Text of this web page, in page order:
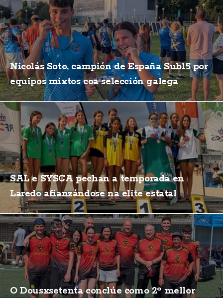
Nicolás Soto, campión de España Sub15 por
equipos mixtos coa selección galega
SAL e SYSCA pechan a temporada en
Laredo afianzándose na elite estatal
O Dousxsetenta conclúe como 2º mellor